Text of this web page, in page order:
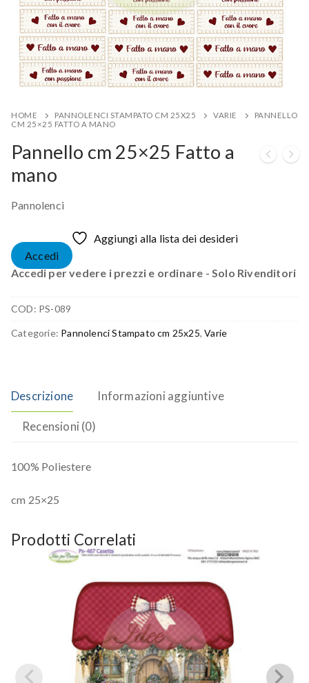
HOME PANNOLENCI STAMPATO CM 25X25 VARIE
PANNELLO
CM 25×25 FATTO A MANO
Pannello cm 25×25 Fatto a
mano
Pannolenci
Aggiungi alla lista dei desideri
Accedi
Accedi per vedere i prezzi e ordinare - Solo Rivenditori
COD: PS-089
Categorie: Pannolenci Stampato cm 25x25,Varie
Descrizione Informazioni aggiuntive
Recensioni (0)
100% Poliestere
cm 25×25
Prodotti Correlati